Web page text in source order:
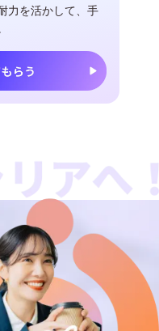
力を活かして、手